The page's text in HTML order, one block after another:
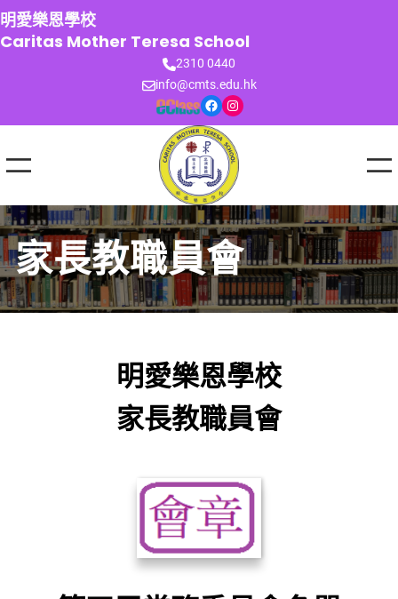
跳
至
主
明愛樂恩學校
Caritas Mother Teresa School
2310 0440
info@cmts.edu.hk
Facebook Instagram
家長教職員會
明愛樂恩學校
家長教職員會